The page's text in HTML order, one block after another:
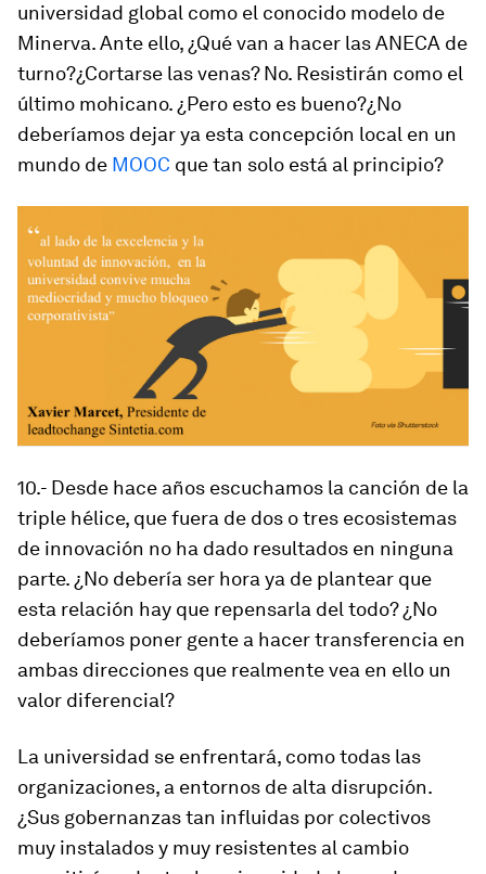
universidad global como el conocido modelo de
Minerva. Ante ello, ¿Qué van a hacer las ANECA de
turno?¿Cortarse las venas? No. Resistirán como el
último mohicano. ¿Pero esto es bueno?¿No
deberíamos dejar ya esta concepción local en un
mundo de MOOC que tan solo está al principio?
10.- Desde hace años escuchamos la canción de la
triple hélice, que fuera de dos o tres ecosistemas
de innovación no ha dado resultados en ninguna
parte. ¿No debería ser hora ya de plantear que
esta relación hay que repensarla del todo? ¿No
deberíamos poner gente a hacer transferencia en
ambas direcciones que realmente vea en ello un
valor diferencial?
La universidad se enfrentará, como todas las
organizaciones, a entornos de alta disrupción.
¿Sus gobernanzas tan influidas por colectivos
muy instalados y muy resistentes al cambio